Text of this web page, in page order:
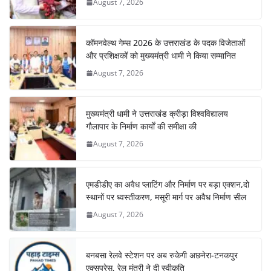
August 7, 2026
कॉमनवेल्थ गेम्स 2026 के उत्तराखंड के पदक विजेताओं
और प्रशिक्षकों को मुख्यमंत्री धामी ने किया सम्मानित
August 7, 2026
मुख्यमंत्री धामी ने उत्तराखंड क्रीड़ा विश्वविद्यालय
गौलापार के निर्माण कार्यों की समीक्षा की
August 7, 2026
एमडीडीए का अवैध प्लाटिंग और निर्माण पर बड़ा एक्शन,दो
स्थानों पर ध्वस्तीकरण, मसूरी मार्ग पर अवैध निर्माण सील
August 7, 2026
बनबसा रेलवे स्टेशन पर अब रुकेगी अछनेरा-टनकपुर
एक्सप्रेस, रेल मंत्री ने दी स्वीकृति